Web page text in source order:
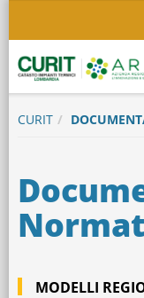
principale
Logo
CURIT
MODELLI